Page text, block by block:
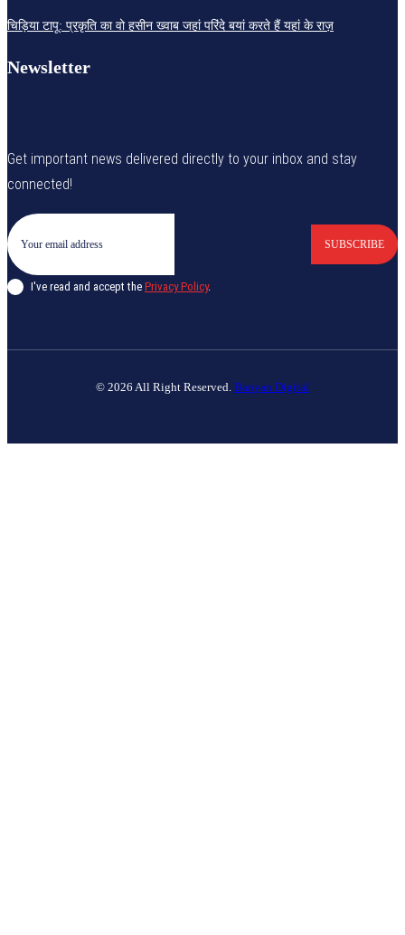
चिड़िया टापू: प्रकृति का वो हसीन ख्वाब जहां परिंदे बयां करते हैं यहां के राज़
Newsletter
Get important news delivered directly to your inbox and stay
connected!
SUBSCRIBE
I've read and accept the Privacy Policy.
© 2026 All Right Reserved. Banyan Digital